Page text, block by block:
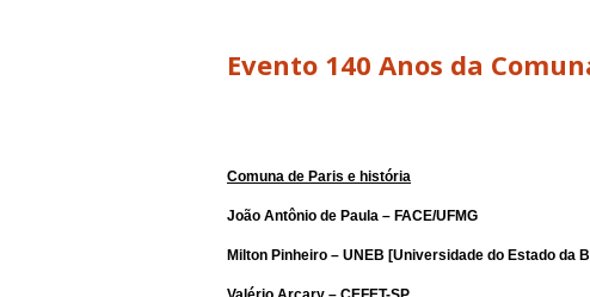
Evento 140 Anos da
Comuna de Paris e história
João Antônio de Paula – FACE/UFMG
Milton Pinheiro – UNEB [Universidade do Estado da